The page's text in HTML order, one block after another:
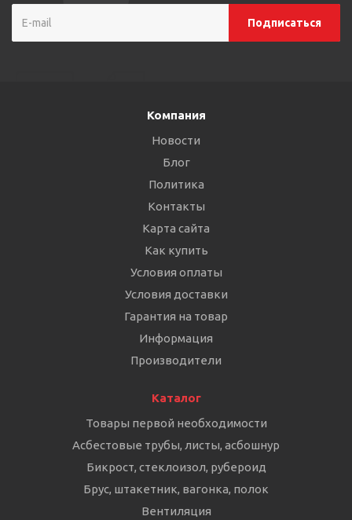
Компания
Новости
Блог
Политика
Контакты
Карта сайта
Как купить
Условия оплаты
Условия доставки
Гарантия на товар
Информация
Производители
Каталог
Товары первой необходимости
Асбестовые трубы, листы, асбошнур
Бикрост, стеклоизол, рубероид
Брус, штакетник, вагонка, полок
Вентиляция